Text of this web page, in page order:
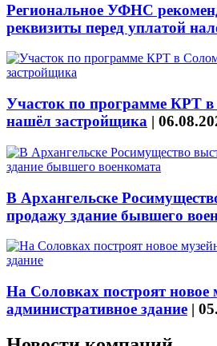
Региональное УФНС
реквизиты перед уплатой
Участок по программе КРТ
нашёл застройщика |
В Архангельске
продажу здание бывшего
На Соловках построят новое
административное здание |